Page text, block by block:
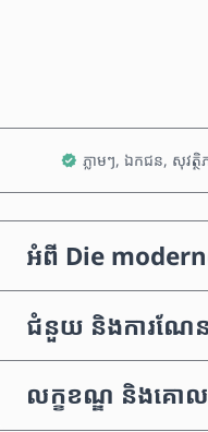
ភ្លាមៗ, ឯកជន, សុវត្ថិ
អំពី Die
ជំនួយ និងការណែន
លក្ខខណ្ឌ និងគោ